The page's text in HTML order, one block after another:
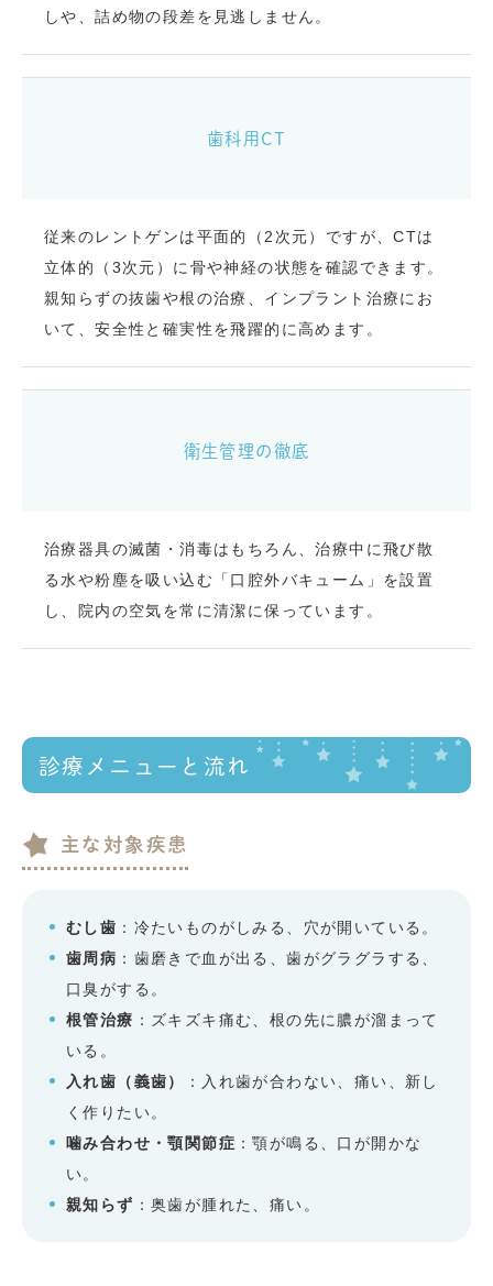
しや、詰め物の段差を見逃しません。
歯科用CT
従来のレントゲンは平面的（2次元）ですが、CTは
立体的（3次元）に骨や神経の状態を確認できます。
親知らずの抜歯や根の治療、インプラント治療にお
いて、安全性と確実性を飛躍的に高めます。
衛生管理の徹底
治療器具の滅菌・消毒はもちろん、治療中に飛び散
る水や粉塵を吸い込む「口腔外バキューム」を設置
し、院内の空気を常に清潔に保っています。
診療メニューと流れ
主な対象疾患
むし歯 ：冷たいものがしみる、穴が開いている。
歯周病 ：歯磨きで血が出る、歯がグラグラする、
口臭がする。
根管治療 ：ズキズキ痛む、根の先に膿が溜まって
いる。
入れ歯（義歯）
：入れ歯が合わない、痛い、新し
く作りたい。
噛み合わせ・顎関節症 ：顎が鳴る、口が開かな
い。
親知らず ：奥歯が腫れた、痛い。